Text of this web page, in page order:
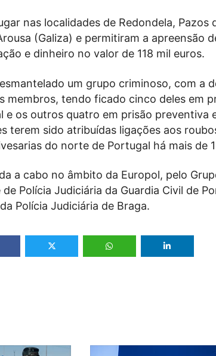
nas localidades de Redondela, Pazos
(Galiza) e permitiram a apreensão
e dinheiro no valor de 118 mil euros.
um grupo criminoso, com a
membros, tendo ficado cinco deles em
e os outros quatro em prisão preventiva
terem sido atribuídas ligações aos
do norte de Portugal há mais de
a cabo no âmbito da Europol, pelo
Polícia Judiciária da Guardia Civil de
Polícia Judiciária de Braga.